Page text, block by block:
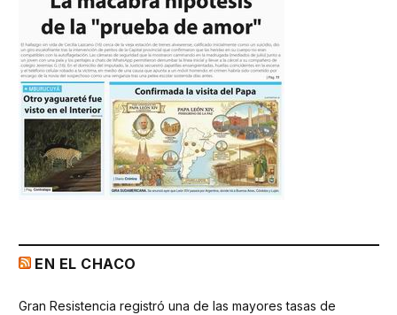
EN EL CHACO
Gran Resistencia registró una de las mayores tasas de